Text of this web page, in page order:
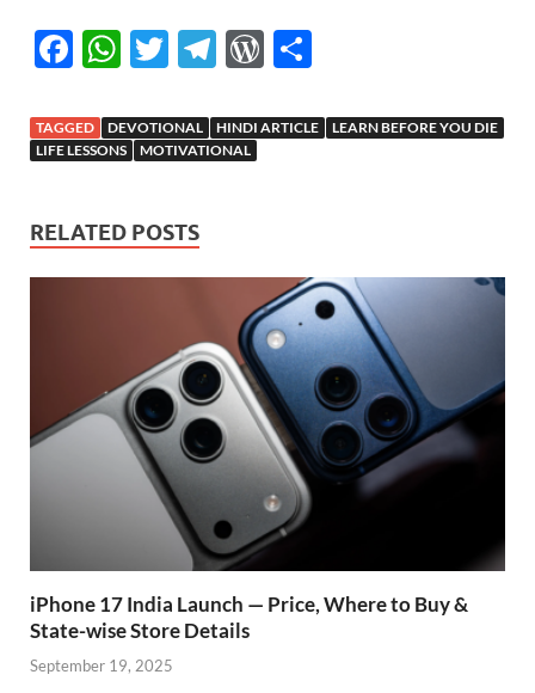
F
e
b
o
k
W
at
s
p
p
T
itt
er
T
e
gr
W
d ar
TAGGED DEVOTIONAL HINDI ARTICLE
LEARN BEFORE YOU DIE
LIFE LESSONS
MOTIVATIONAL
RELATED POSTS
iPhone 17 India Launch — Price, Where to Buy &
State-wise Store Details
September 19, 2025